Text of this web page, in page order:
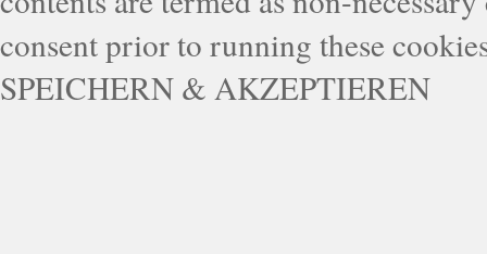
consent prior to running these
SPEICHERN & AKZEPTIEREN